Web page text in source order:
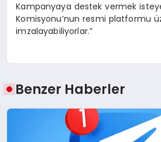
Kampanyaya destek vermek
Komisyonu’nun resmi platformu
imzalayabiliyorlar.”
Benzer Haberler